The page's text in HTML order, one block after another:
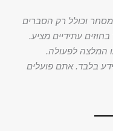
מסחר וכולל רק הסברים
עתידיים מציע.
המלצה לפעולה.
בלבד. אתם פועלים